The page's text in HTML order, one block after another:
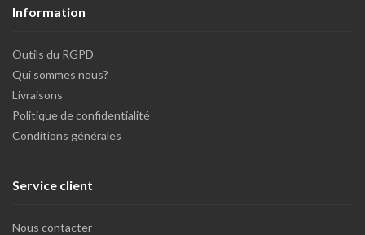
Information
Outils du RGPD
Qui sommes nous?
Livraisons
Politique de confidentialité
Conditions générales
Service client
Nous contacter